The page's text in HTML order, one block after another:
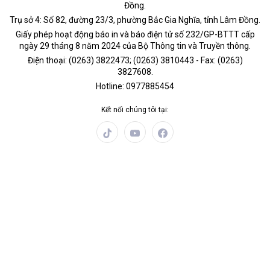
Đồng.
Trụ sở 4: Số 82, đường 23/3, phường Bắc Gia Nghĩa, tỉnh Lâm Đồng.
Giấy phép hoạt động báo in và báo điện tử số 232/GP-BTTT cấp
ngày 29 tháng 8 năm 2024 của Bộ Thông tin và Truyền thông.
Điện thoại: (0263) 3822473; (0263) 3810443 - Fax: (0263)
3827608.
Hotline: 0977885454
Kết nối chúng tôi tại: